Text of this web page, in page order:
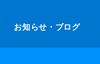
お知らせ・ブログ